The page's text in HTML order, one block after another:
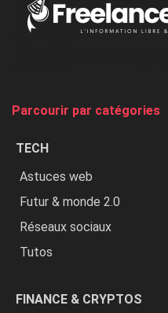
Parcourir par catégories
TECH
Astuces web
Futur & monde 2.0
Réseaux sociaux
Tutos
FINANCE & CRYPTOS